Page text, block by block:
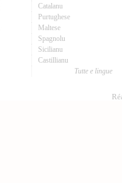
Catalanu
Purtughese
Maltese
Spagnolu
Sicilianu
Castillianu
Tutte e lingue